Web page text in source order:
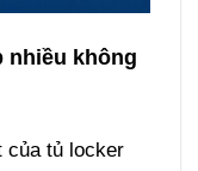
nhiều không
của tủ locker